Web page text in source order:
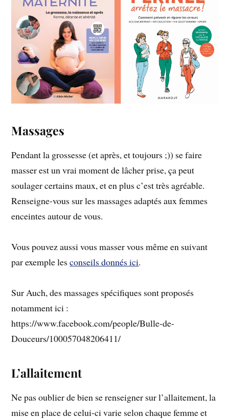
Massages
Pendant la grossesse (et après, et toujours ;)) se faire
masser est un vrai moment de lâcher prise, ça peut
soulager certains maux, et en plus c’est très agréable.
Renseigne-vous sur les massages adaptés aux femmes
enceintes autour de vous.
Vous pouvez aussi vous masser vous même en suivant
par exemple lesconseils donnés ici.
Sur Auch, des massages spécifiques sont proposés
notamment ici :
https://www.facebook.com/people/Bulle-de-
Douceurs/100057048206411/
L’allaitement
Ne pas oublier de bien se renseigner sur l’allaitement, la
mise en place de celui-ci varie selon chaque femme et